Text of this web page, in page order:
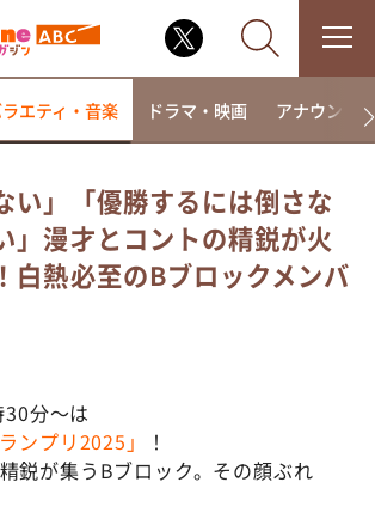
の過ぎるTV
ですけど・・・
ークバラエティ！～ やすとものいたっ
スクープ
り
Z塚田×福井アナ「なんでやねん！？」
り）
エティ・音楽 ドラマ・映画 アナウンサー
い」「優勝するには倒さな
」漫才とコントの精鋭が火
白熱必至のBブロックメンバ
分～は
ンプリ2025」
！
鋭が集うBブロック。その顔ぶれ